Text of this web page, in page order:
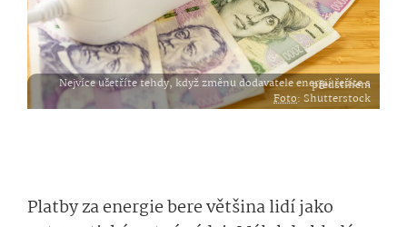
Nejvíce ušetříte tehdy, když změnu dodavatele energií řešíte s předstihem
Foto: Shutterstock
Platby za energie bere většina lidí jako